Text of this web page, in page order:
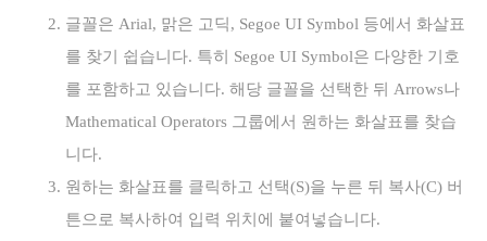
글꼴은 Arial, 맑은 고딕, Segoe UI Symbol 등에서 화살표
를 찾기 쉽습니다. 특히 Segoe UI Symbol은 다양한 기호
를 포함하고 있습니다. 해당 글꼴을 선택한 뒤 Arrows나
Mathematical Operators 그룹에서 원하는 화살표를 찾습
니다.
원하는 화살표를 클릭하고 선택(S)을 누른 뒤 복사(C) 버
튼으로 복사하여 입력 위치에 붙여넣습니다.